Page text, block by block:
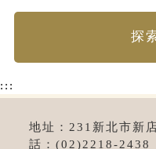
探
:::
地址：231新北市新
話：(02)2218-2438